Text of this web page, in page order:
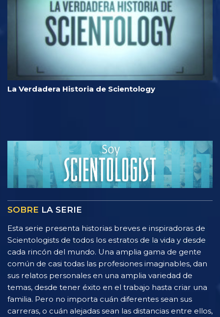
La Verdadera Historia de Scientology
SOBRE LA SERIE
Esta serie presenta historias breves e inspiradoras de
Scientologists de todos los estratos de la vida y desde
cada rincón del mundo. Una amplia gama de gente
común de casi todas las profesiones imaginables, dan
sus relatos personales en una amplia variedad de
temas, desde tener éxito en el trabajo hasta criar una
familia. Pero no importa cuán diferentes sean sus
carreras, o cuán alejadas sean las distancias entre ellos,